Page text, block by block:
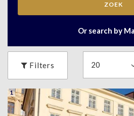
ZOEK
Or search by
Filters
1